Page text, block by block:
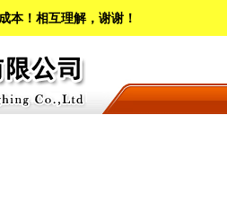
本！相互理解，谢谢！